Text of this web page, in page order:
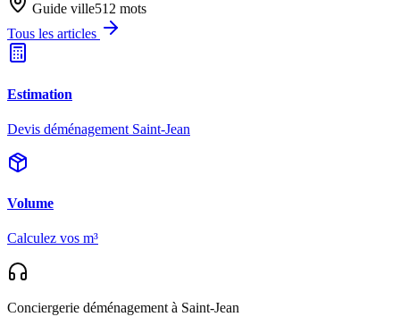
Guide ville512 mots
Tous les articles
Estimation
Devis déménagement Saint-Jean
Volume
Calculez vos m³
Conciergerie déménagementà Saint-Jean